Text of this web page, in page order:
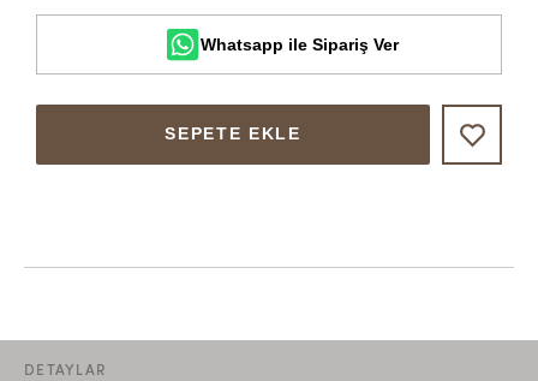
Whatsapp ile Sipariş Ver
SEPETE EKLE
DETAYLAR